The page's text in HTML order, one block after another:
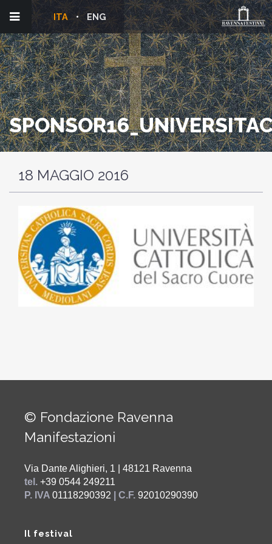
ENG
ITA
18 MAGGIO 2016
© Fondazione Ravenna
Manifestazioni
Via Dante Alighieri, 1 | 48121 Ravenna
tel. +39 0544 249211
P. IVA 01118290392 | C.F. 92010290390
Il festival